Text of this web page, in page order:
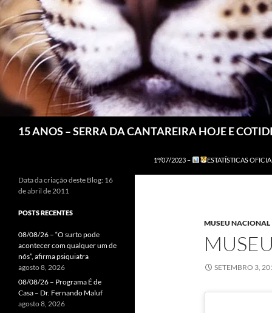
15 ANOS – SERRA DA CANTAREIRA HOJE E
1º/07/2023 – ESTATÍSTICAS
MUSEU NACIONAL
SETEMBRO 3,
Data da criação deste Blog: 16
de abril de 2011
POSTS RECENTES
08/08/26 – “O surto pode
acontecer com qualquer um de
nós”, afirma psiquiatra
agosto 8, 2026
08/08/26 – Programa É de
Casa – Dr. Fernando Maluf
agosto 8, 2026